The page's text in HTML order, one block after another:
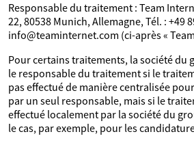
Responsable du traitement : Team
22, 80538 Munich, Allemagne, Tél. : +49
info@teaminternet.com (ci-après «
Pour certains traitements, la société du
le responsable du traitement si le
pas effectué de manière centralisée
par un seul responsable, mais si le
effectué localement par la société du
le cas, par exemple, pour les